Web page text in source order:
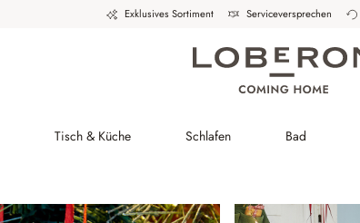
Exklusives Sortiment Serviceversprechen
Tisch & Küche Schlafen Bad